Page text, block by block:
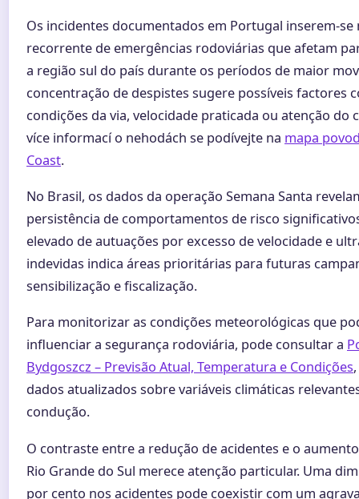
Os incidentes documentados em Portugal inserem-
recorrente de emergências rodoviárias que afetam
a região sul do país durante os períodos de maior
concentração de despistes sugere possíveis factores
condições da via, velocidade praticada ou atenção do
více informací o nehodách se podívejte na mapa
Coast.
No Brasil, os dados da operação Semana Santa
persistência de comportamentos de risco
elevado de autuações por excesso de velocidade e
indevidas indica áreas prioritárias para futuras
sensibilização e fiscalização.
Para monitorizar as condições meteorológicas que
influenciar a segurança rodoviária, pode consultar a
Bydgoszcz – Previsão Atual, Temperatura e Condições
dados atualizados sobre variáveis climáticas
condução.
O contraste entre a redução de acidentes e o
Rio Grande do Sul merece atenção particular. Uma
por cento nos acidentes pode coexistir com um